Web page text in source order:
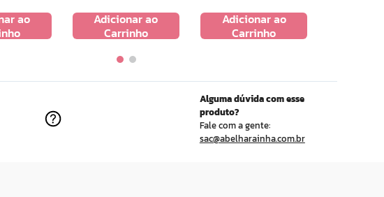
ao
Adicionar ao
Carrinho
Adicionar ao
Carrinho
Alguma dúvida com esse
produto?
Fale com a gente:
sac@abelharainha.com.br